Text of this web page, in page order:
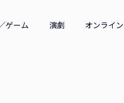
ゲーム 演劇 オンライ